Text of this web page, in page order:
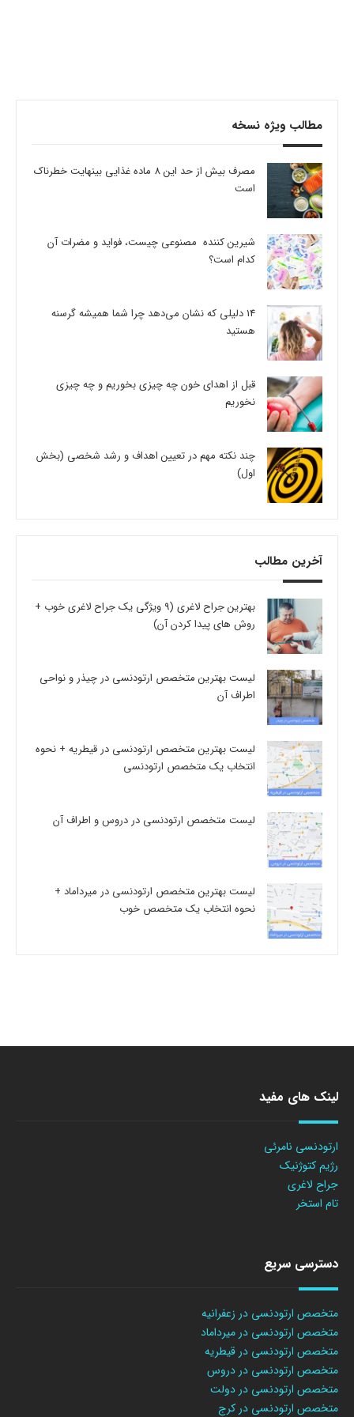
مطالب ویژه نسخه
مصرف بیش از حد این 8 ماده غذایی بینهایت خطرناک
است
شیرین کننده مصنوعی چیست، فواید و مضرات آن
کدام است؟
14 دلیلی که نشان می‌دهد چرا شما همیشه گرسنه
هستید
قبل از اهدای خون چه چیزی بخوریم و چه چیزی
نخوریم
چند نکته مهم در تعیین اهداف و رشد شخصی (بخش
اول)
آخرین مطالب
بهترین جراح لاغری (9 ویژگی یک جراح لاغری خوب +
روش های پیدا کردن آن)
لیست بهترین متخصص ارتودنسی در چیذر و نواحی
اطراف آن
لیست بهترین متخصص ارتودنسی در قیطریه + نحوه
انتخاب یک متخصص ارتودنسی
لیست متخصص ارتودنسی در دروس و اطراف آن
لیست بهترین متخصص ارتودنسی در میرداماد +
نحوه انتخاب یک متخصص خوب
لینک های مفید
ارتودنسی نامرئی
رژیم کتوژنیک
جراح لاغری
تام استخر
دسترسی سریع
متخصص ارتودنسی در زعفرانیه
متخصص ارتودنسی در میرداماد
متخصص ارتودنسی در قیطریه
متخصص ارتودنسی در دروس
متخصص ارتودنسی در دولت
متخصص ارتودنسی در کرج